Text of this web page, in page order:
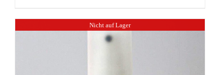
Nicht auf Lager